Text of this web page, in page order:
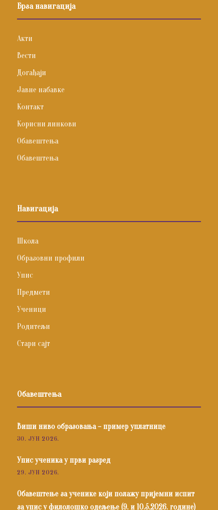
Брза навигација
Акти
Вести
Догађаји
Јавне набавке
Контакт
Корисни линкови
Обавештења
Обавештења
Навигација
Школа
Образовни профили
Упис
Предмети
Ученици
Родитељи
Стари сајт
Обавештења
Виши ниво образовања – пример уплатнице
30. ЈУН 2026.
Упис ученика у први разред
29. ЈУН 2026.
Обавештење за ученике који полажу пријемни испит
за упис у филолошко одељење (9. и 10.5.2026. године)